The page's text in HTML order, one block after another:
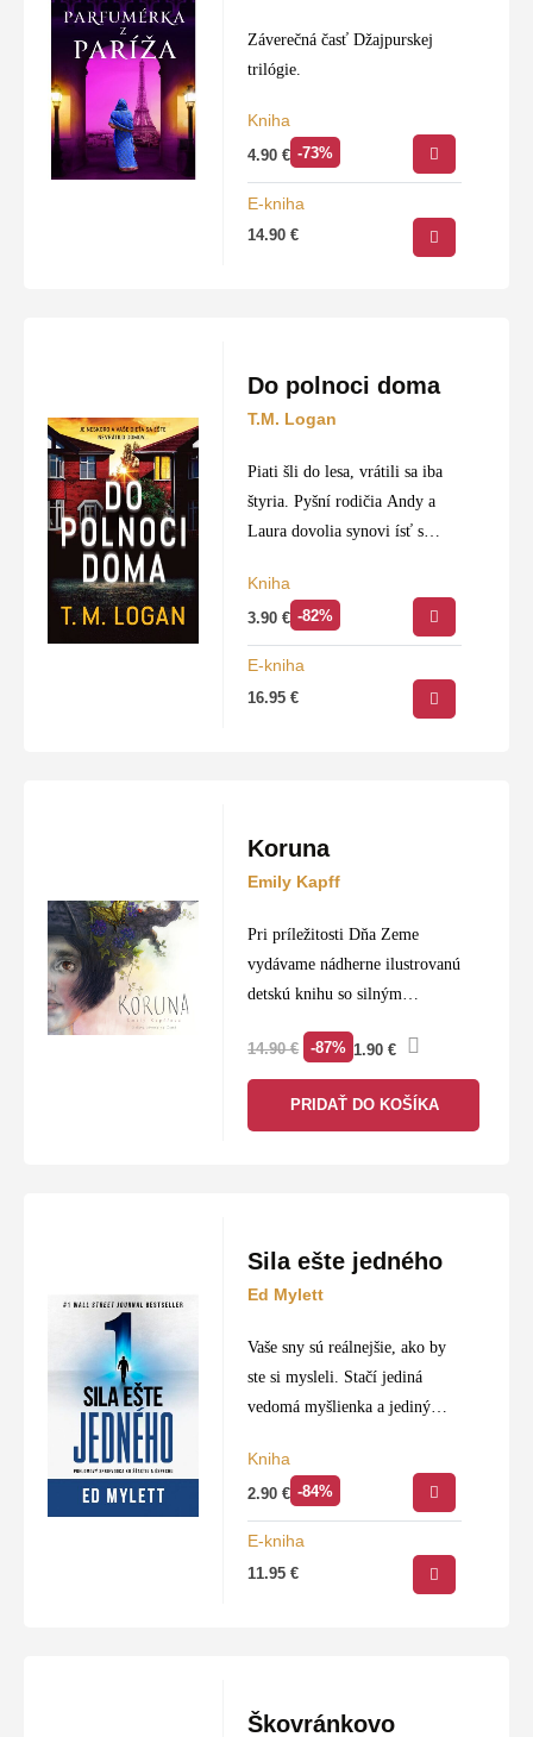
Záverečná časť Džajpurskej
trilógie.
Kniha
4.90€ -73%
E-kniha
14.90€
Do polnoci doma
T.M. Logan
Piati šli do lesa, vrátili sa iba
štyria. Pyšní rodičia Andy a
Laura dovolia synovi ísť s
skúšky. Netušia, že zakrátko
prežijú nočnú moru každého
rodiča. Connor…
Kniha
3.90€ -82%
E-kniha
16.95€
Koruna
Emily Kapff
Pri príležitosti Dňa Zeme
vydávame nádherne ilustrovanú
detskú knihu so silným
14.90€ -87% 1.90 €
PRIDAŤ DO KOŠÍKA
Sila ešte jedného
Ed Mylett
Vaše sny sú reálnejšie, ako by
ste si mysleli. Stačí jediná
vedomá myšlienka a jediný
úplne zmení. Ed Mylett je
profesionálny kouč atlétov,
zabávačov…
Kniha
2.90€ -84%
E-kniha
11.95€
Škovránkovo